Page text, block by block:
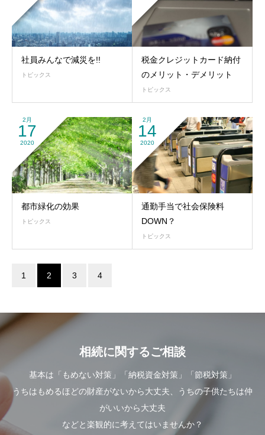
社員みんなで減災を!!
トピックス
税金クレジットカード納付
のメリット・デメリット
トピックス
2月
17
2020
都市緑化の効果
トピックス
2月
14
2020
通勤手当で社会保険料
DOWN？
トピックス
1 2 3 4
相続に関するご相談
基本は「もめない対策」「納税資金対策」「節税対策」
うちはもめるほどの財産がないから大丈夫、うちの子供たちは仲
がいいから大丈夫
などと楽観的に考えてはいませんか？